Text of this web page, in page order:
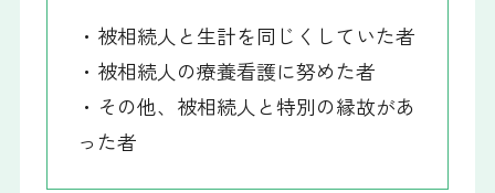
・被相続人と生計を同じくしていた者
・被相続人の療養看護に努めた者
・その他、被相続人と特別の縁故があ
った者